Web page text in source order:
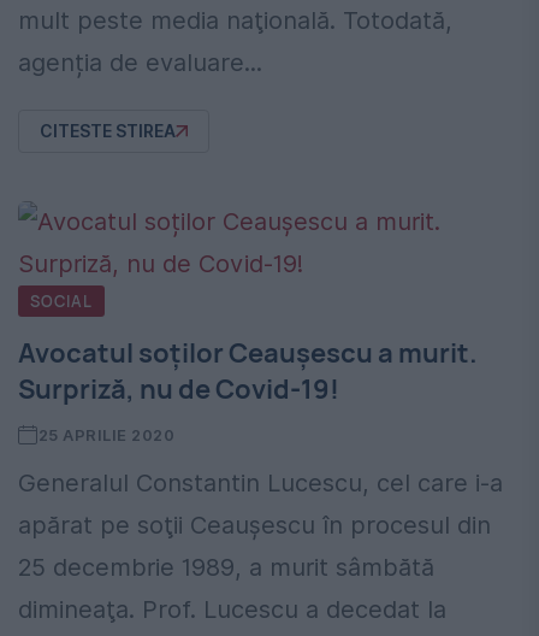
mult peste media naţională. Totodată,
agenția de evaluare...
CITESTE STIREA
SOCIAL
Avocatul soților Ceaușescu a murit.
Surpriză, nu de Covid-19!
25 APRILIE 2020
Generalul Constantin Lucescu, cel care i-a
apărat pe soţii Ceauşescu în procesul din
25 decembrie 1989, a murit sâmbătă
dimineaţa. Prof. Lucescu a decedat la